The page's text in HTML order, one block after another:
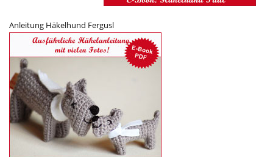
Anleitung Häkelhund Fergusl